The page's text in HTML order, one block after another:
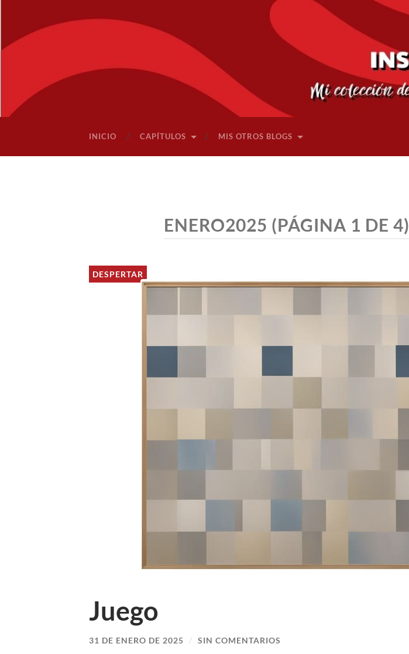
INICIO CAPÍTULOS MIS OTROS BLOGS
ENERO2025 (PÁGINA 1 DE 4)
DESPERTAR
Juego
31 DE ENERO DE 2025 / SIN COMENTARIOS